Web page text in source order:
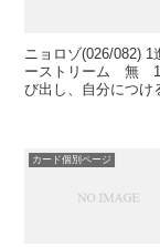
ニョロゾ(026/082)
ーストリーム 無
び出し、自分につ
カード個別ページ